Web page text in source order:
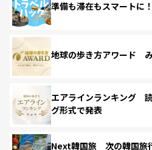
準備も滞在もスマート
地球の歩き方アワード み
エアラインランキング
グ形式で発表
Next韓国旅 次の韓国旅